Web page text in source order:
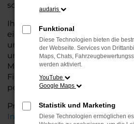
sowohl in der Stadt als auch auf
Ihr Audi Autohaus in
einer breiten Auswahl an Audi
umfassende Beratung und
unterstützen Sie bei der
Modells und bieten
Finanzierungslösungen sowie
perfekt zu Ihrem Budget und
Profitieren Sie von zusätzlichen
Inzahlungnahme,Wartung und
audaris
Funktional
Diese Technologien bieten die
der Webseite. Services von
Maps, Chats,
werden aktiviert.
YouTube
Google Maps
Statistik und Marketing
Diese Technologien ermöglichen